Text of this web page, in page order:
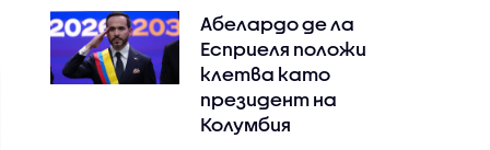
Абелардо де ла
Есприеля положи
клетва като
президент на
Колумбия